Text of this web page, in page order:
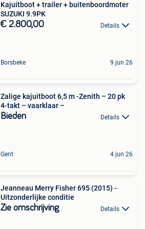
Kajuitboot + trailer + buitenboordmoter
SUZUKI 9.9PK
€ 2.800,00 Details
Borsbeke 9 jun 26
Zalige kajuitboot 6,5 m -Zenith – 20 pk
4-takt – vaarklaar –
Bieden Details
Gent 4 jun 26
Jeanneau Merry Fisher 695 (2015) -
Uitzonderlijke conditie
Zie omschrijving Details